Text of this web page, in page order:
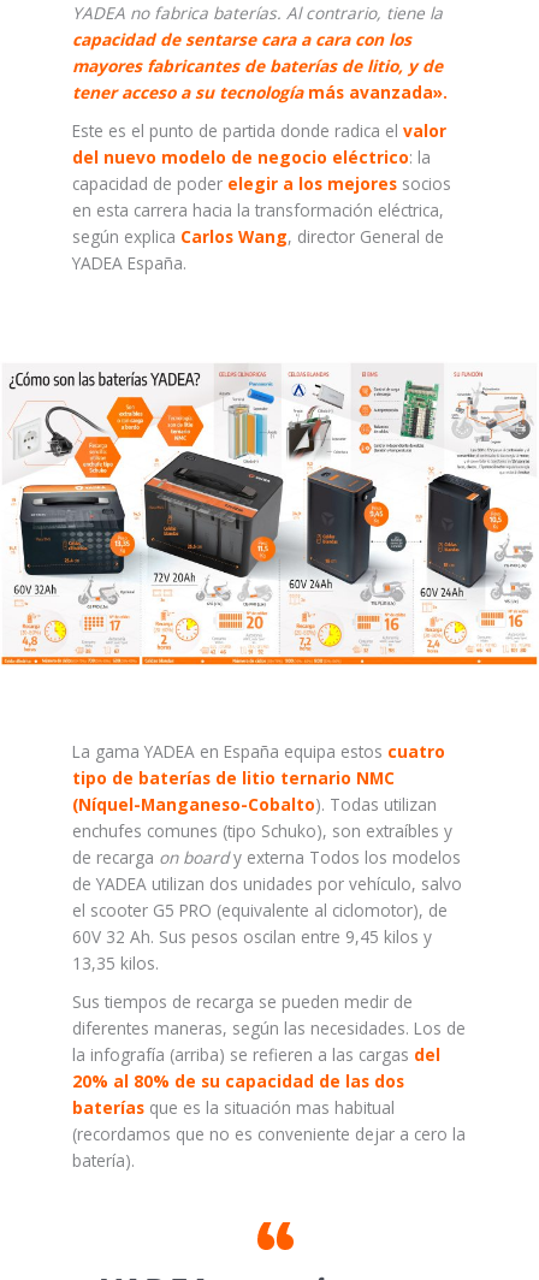
YADEA no fabrica baterías. Al contrario, tiene la
capacidad de sentarse cara a cara con los
mayores fabricantes de baterías de litio, y de
tener acceso a su tecnologíamás avanzada».
Este es el punto de partida donde radica el valor
del nuevo modelo de negocio eléctrico: la
capacidad de poder elegir a los mejores socios
en esta carrera hacia la transformación eléctrica,
según explica Carlos Wang, director General de
YADEA España.
La gama YADEA en España equipa estos cuatro
tipo de baterías de litio ternario NMC
(Níquel-Manganeso-Cobalto). Todas utilizan
enchufes comunes (tipo Schuko), son extraíbles y
de recarga on boardy externa Todos los modelos
de YADEA utilizan dos unidades por vehículo, salvo
el scooter G5 PRO (equivalente al ciclomotor), de
60V 32 Ah. Sus pesos oscilan entre 9,45 kilos y
13,35 kilos.
Sus tiempos de recarga se pueden medir de
diferentes maneras, según las necesidades. Los de
la infografía (arriba) se refieren a las cargas del
20% al 80% de su capacidad de las dos
baterías que es la situación mas habitual
(recordamos que no es conveniente dejar a cero la
batería).